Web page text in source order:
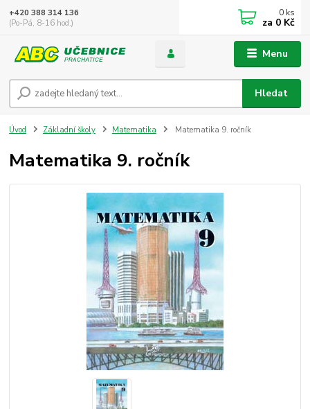
Menu
Hledat
+420 388 314 136
(Po-Pá, 8-16 hod.)
0 ks
za 0 Kč
Úvod Základní školy Matematika Matematika 9. ročník
Matematika 9. ročník